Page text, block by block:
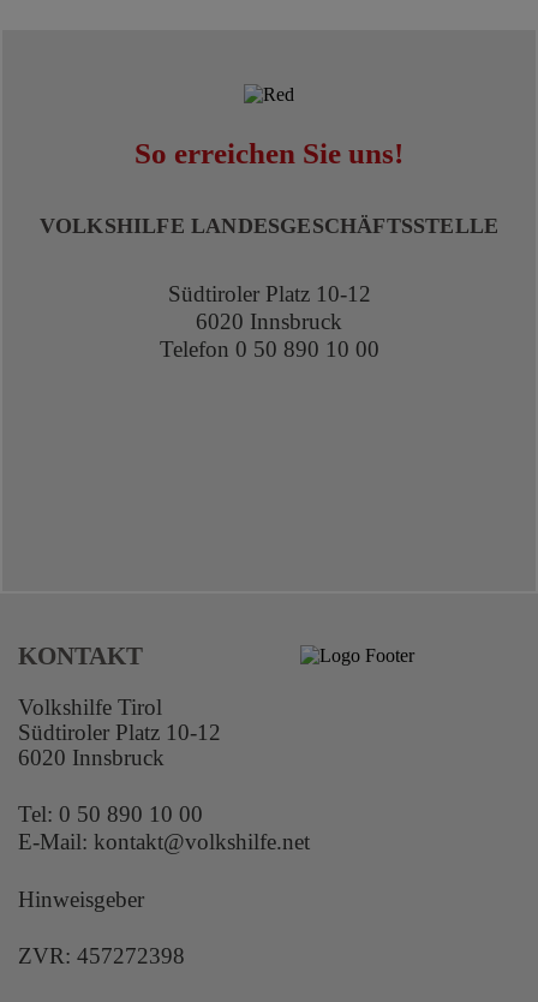
So erreichen Sie uns!
VOLKSHILFE LANDESGESCHÄFTSSTELLE
Südtiroler Platz 10-12
6020 Innsbruck
Telefon 0 50 890 10 00
KONTAKT
Volkshilfe Tirol
Südtiroler Platz 10-12
6020 Innsbruck
Tel: 0 50 890 10 00
E-Mail: kontakt@volkshilfe.net
Hinweisgeber
ZVR: 457272398